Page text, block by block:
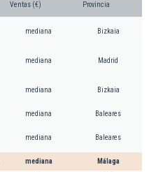
Ventas (€) Provincia
mediana Bizkaia
mediana Madrid
mediana Bizkaia
mediana Baleares
mediana Baleares
mediana Málaga